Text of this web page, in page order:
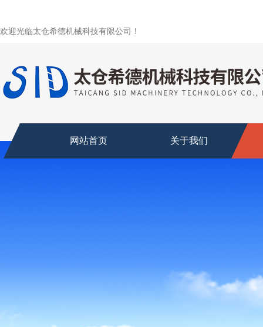
欢迎光临太仓希德机械科技有限公司！
网站首页 关于我们